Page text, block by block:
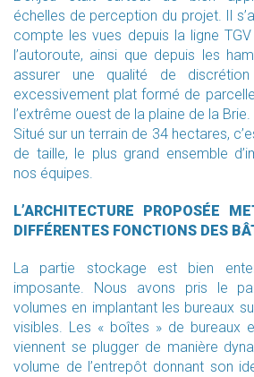
échelles de perception du projet. Il
compte les vues depuis la ligne
l’autoroute, ainsi que depuis les
assurer une qualité de
excessivement plat formé de
l’extrême ouest de la plaine de la Brie.
Situé sur un terrain de 34 hectares,
de taille, le plus grand ensemble
nos équipes.
L’ARCHITECTURE PROPOSÉE
DIFFÉRENTES FONCTIONS DES
La partie stockage est bien
imposante. Nous avons pris le
volumes en implantant les bureaux
visibles. Les « boîtes » de bureaux
viennent se plugger de manière
volume de l’entrepôt donnant son